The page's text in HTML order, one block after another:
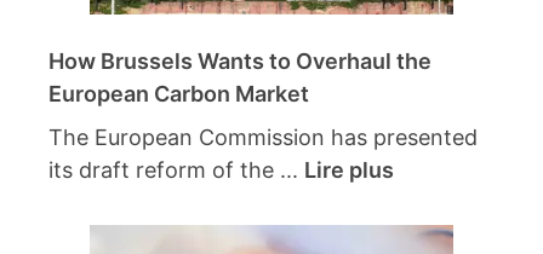
How Brussels Wants to Overhaul the
European Carbon Market
The European Commission has presented
its draft reform of the ... Lire plus